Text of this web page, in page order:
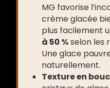
MG favorise
crème glacée
plus facilement
à 50 %selon les
Une glace
naturellement.
Texture en